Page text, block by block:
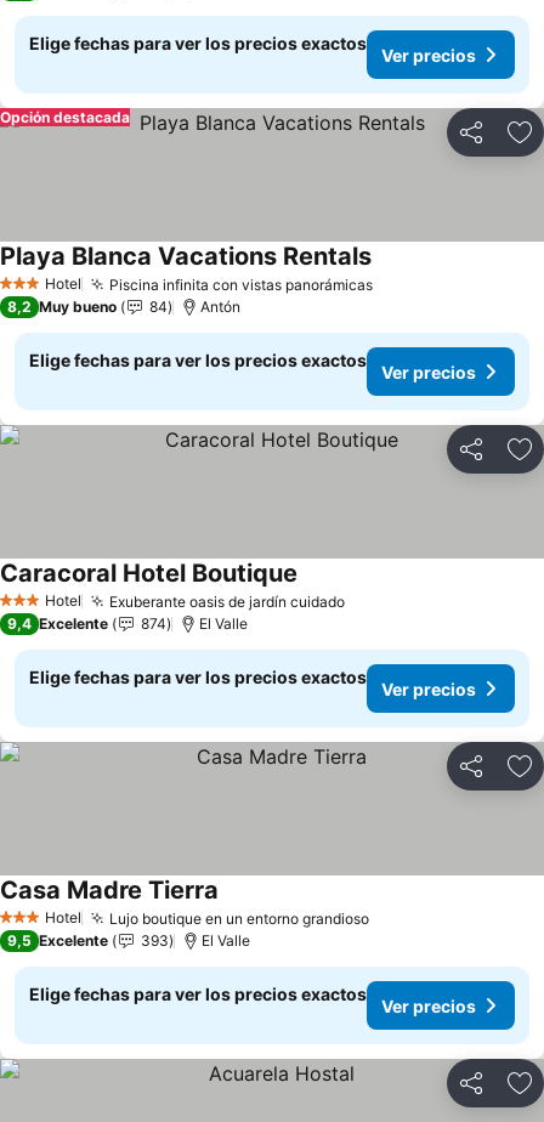
Elige fechas para ver los precios exactos
Ver precios
Compartir
Opción destacada
3 Estrellas
Hotel Piscina infinita con vistas panorámicasVer precios
Playa Blanca Vacations RentalsVer precios
8,2 Muy bueno 84 Antón
Elige fechas para ver los precios exactos
Ver precios
Compartir
3 Estrellas
Hotel Exuberante oasis de jardín cuidadoVer precios
Caracoral Hotel Boutique
9,4 Excelente 874 El Valle
Elige fechas para ver los precios exactos
Ver precios
Compartir
3 Estrellas
Hotel Lujo boutique en un entorno grandiosoVer precios
Casa Madre Tierra
9,5 Excelente 393 El Valle
Elige fechas para ver los precios exactos
Ver precios
Compartir